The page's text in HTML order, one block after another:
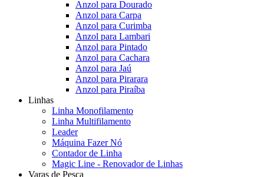
Anzol para Dourado
Anzol para Carpa
Anzol para Curimba
Anzol para Lambari
Anzol para Pintado
Anzol para Cachara
Anzol para Jaú
Anzol para Pirarara
Anzol para Piraíba
Linhas
Linha Monofilamento
Linha Multifilamento
Leader
Máquina Fazer Nó
Contador de Linha
Magic Line - Renovador de Linhas
Varas de Pesca